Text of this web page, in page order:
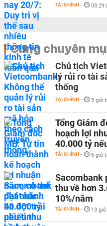
TÀI CHÍNH - 08:29
Cùng chuyên
Chủ tịch
lý rủi ro tài
thống
TÀI CHÍNH - 3 giờ
Tổng Giám
hoạch lợi
40.000 tỷ
TÀI CHÍNH - 6 giờ
Sacombank
thu về hơn
10%/năm
TÀI CHÍNH - 13